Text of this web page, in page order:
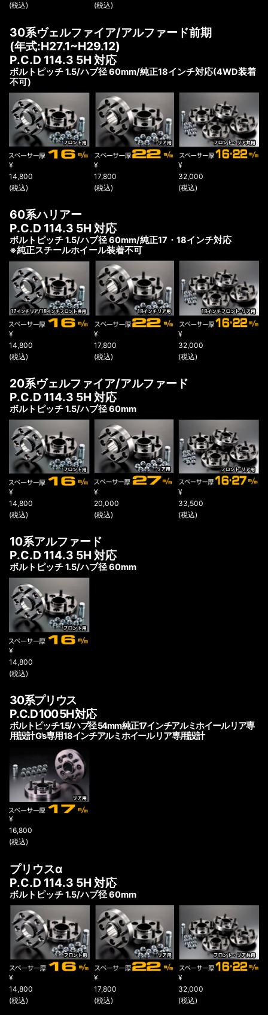
(税込)
(税込)
30系ヴェルファイア/アルファード前期
(年式:H27.1~H29.12)
P.C.D 114.3 5H 対応
ボルトピッチ 1.5/ハブ径 60mm/純正18インチ対応(4WD装着
不可)
¥
14,800
(税込)
¥
17,800
(税込)
¥
32,000
(税込)
60系ハリアー
P.C.D 114.3 5H 対応
ボルトピッチ 1.5/ハブ径 60mm/純正17・18インチ対応
※純正スチールホイール装着不可
¥
14,800
(税込)
¥
17,800
(税込)
¥
32,000
(税込)
20系ヴェルファイア/アルファード
P.C.D 114.3 5H 対応
ボルトピッチ 1.5/ハブ径 60mm
¥
14,800
(税込)
¥
20,000
(税込)
¥
33,500
(税込)
10系アルファード
P.C.D 114.3 5H 対応
ボルトピッチ 1.5/ハブ径 60mm
¥
14,800
(税込)
30系プリウス
P.C.D 100 5H 対応
ボルトピッチ 1.5/ハブ径 54mm 純正17インチアルミホイール リア専
用設計 G's専用 18インチアルミホイール リア専用設計
¥
16,800
(税込)
プリウスα
P.C.D 114.3 5H 対応
ボルトピッチ 1.5/ハブ径 60mm
¥
14,800
(税込)
¥
17,800
(税込)
¥
32,000
(税込)